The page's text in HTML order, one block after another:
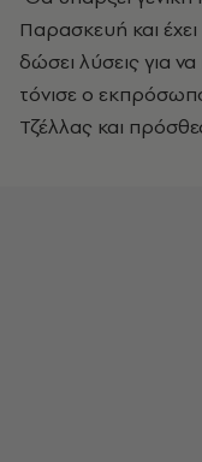
Παρασκευή και
δώσει λύσεις για
τόνισε ο
Τζέλλας και